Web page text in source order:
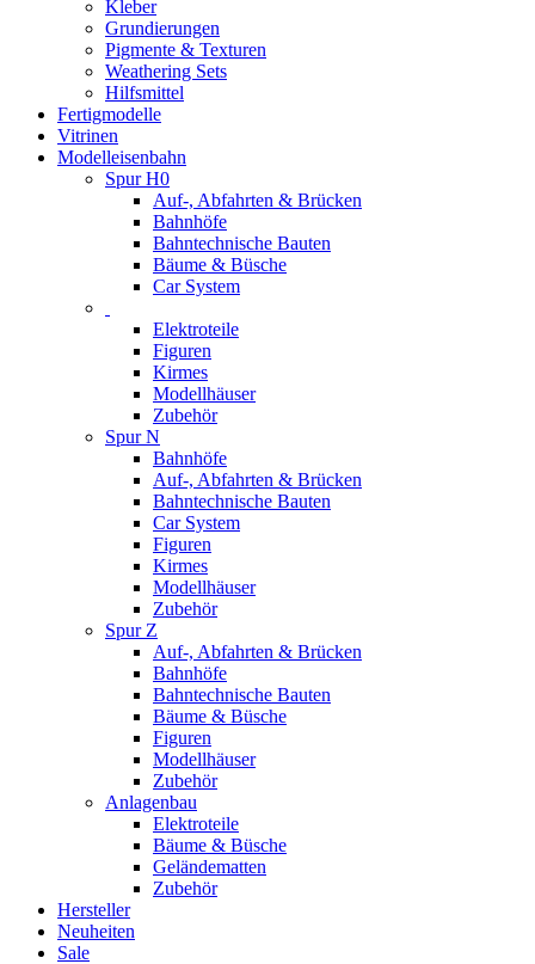
Kleber
Grundierungen
Pigmente & Texturen
Weathering Sets
Hilfsmittel
Fertigmodelle
Vitrinen
Modelleisenbahn
Spur H0
Auf-, Abfahrten & Brücken
Bahnhöfe
Bahntechnische Bauten
Bäume & Büsche
Car System
Elektroteile
Figuren
Kirmes
Modellhäuser
Zubehör
Spur N
Bahnhöfe
Auf-, Abfahrten & Brücken
Bahntechnische Bauten
Car System
Figuren
Kirmes
Modellhäuser
Zubehör
Spur Z
Auf-, Abfahrten & Brücken
Bahnhöfe
Bahntechnische Bauten
Bäume & Büsche
Figuren
Modellhäuser
Zubehör
Anlagenbau
Elektroteile
Bäume & Büsche
Geländematten
Zubehör
Hersteller
Neuheiten
Sale